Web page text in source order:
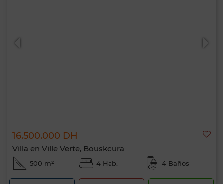
16.500.000 DH
Villa en Ville Verte, Bouskoura
500 m² 4 Hab. 4 Baños